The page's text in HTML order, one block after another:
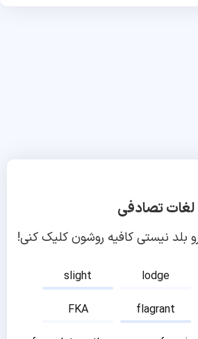
لغات تصادفی
بلد نیستی کافیه روشون کلیک کنی!
slight lodge
FKA
flagrant